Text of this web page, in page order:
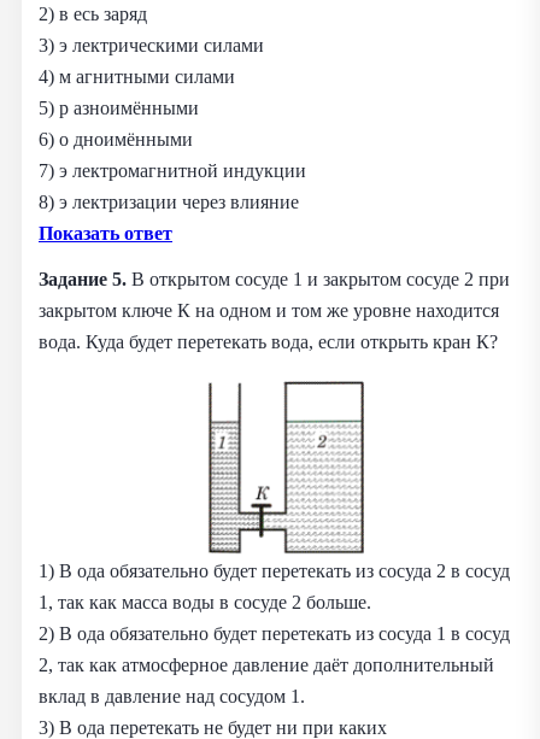
2) в есь заряд
3) э лектрическими силами
4) м агнитными силами
5) р азноимёнными
6) о дноимёнными
7) э лектромагнитной индукции
8) э лектризации через влияние
Показать ответ
Задание 5. В открытом сосуде 1 и закрытом сосуде 2 при
закрытом ключе К на одном и том же уровне находится
вода. Куда будет перетекать вода, если открыть кран К?
1) В ода обязательно будет перетекать из сосуда 2 в сосуд
1, так как масса воды в сосуде 2 больше.
2) В ода обязательно будет перетекать из сосуда 1 в сосуд
2, так как атмосферное давление даёт дополнительный
вклад в давление над сосудом 1.
3) В ода перетекать не будет ни при каких